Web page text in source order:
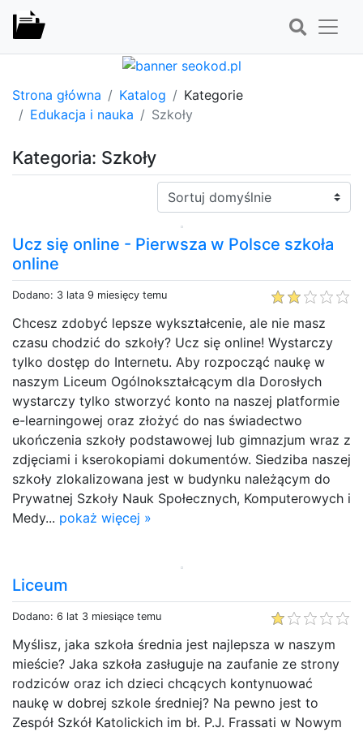
Strona główna Katalog
Kategorie
Edukacja i nauka
Szkoły
Kategoria: Szkoły
Sortuj:
Ucz się online - Pierwsza w Polsce szkoła
online
Dodano: 3 lata 9 miesięcy temu
Chcesz zdobyć lepsze wykształcenie, ale nie masz
czasu chodzić do szkoły? Ucz się online! Wystarczy
tylko dostęp do Internetu. Aby rozpocząć naukę w
naszym Liceum Ogólnokształcącym dla Dorosłych
wystarczy tylko stworzyć konto na naszej platformie
e-learningowej oraz złożyć do nas świadectwo
ukończenia szkoły podstawowej lub gimnazjum wraz z
zdjęciami i kserokopiami dokumentów. Siedziba naszej
szkoły zlokalizowana jest w budynku należącym do
Prywatnej Szkoły Nauk Społecznych, Komputerowych i
Medy... pokaż więcej »
Liceum
Dodano: 6 lat 3 miesiące temu
Myślisz, jaka szkoła średnia jest najlepsza w naszym
mieście? Jaka szkoła zasługuje na zaufanie ze strony
rodziców oraz ich dzieci chcących kontynuować
naukę w dobrej szkole średniej? Na pewno jest to
Zespół Szkół Katolickich im bł. P.J. Frassati w Nowym